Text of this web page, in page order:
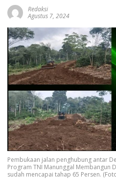
Redaksi
Agustus 7, 2024
Pembukaan jalan penghubung antar
Program TNI Manunggal Membangun
sudah mencapai tahap 65 Persen.